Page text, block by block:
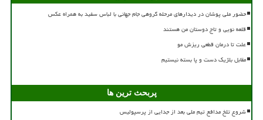
حضور ملی پوشان در دیدارهای مرحله گروهی جام جهانی با لباس سفید به همراه عکس
قلعه نویی و تاج دوستان من هستند
علت تا درمان قطعی ریزش مو
مقابل بلژیک دست و پا بسته نیستیم
پربحث ترین ها
شروع تلخ مدافع تیم ملی بعد از جدایی از پرسپولیس